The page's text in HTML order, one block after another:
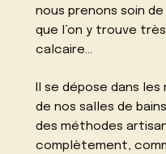
nous prenons soin
que l’on y trouve
calcaire…
Il se dépose dans
de nos salles de
des méthodes
complètement,